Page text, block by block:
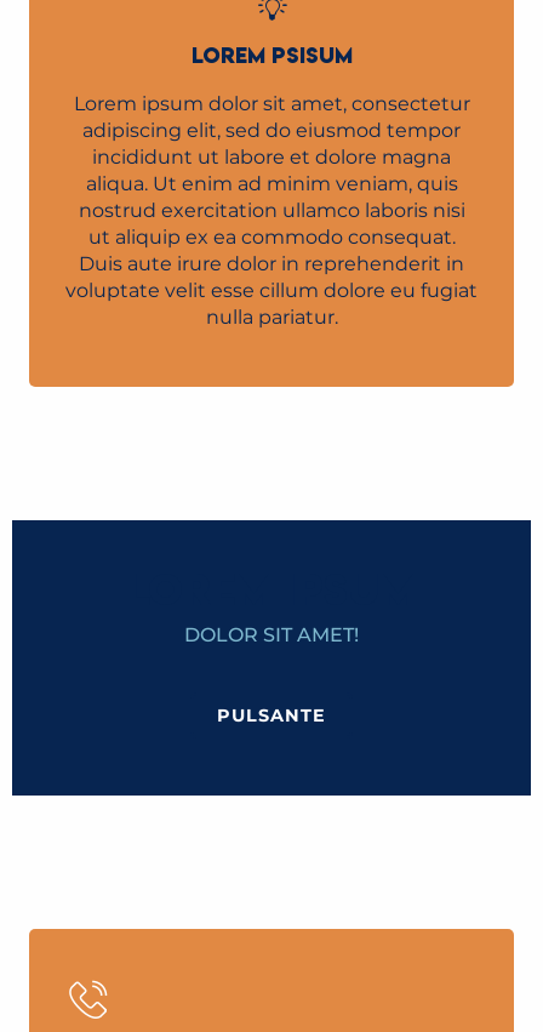
LOREM PSISUM
Lorem ipsum dolor sit amet, consectetur
adipiscing elit, sed do eiusmod tempor
incididunt ut labore et dolore magna
aliqua. Ut enim ad minim veniam, quis
nostrud exercitation ullamco laboris nisi
ut aliquip ex ea commodo consequat.
Duis aute irure dolor in reprehenderit in
voluptate velit esse cillum dolore eu fugiat
nulla pariatur.
DOLOR SIT AMET!
PULSANTE